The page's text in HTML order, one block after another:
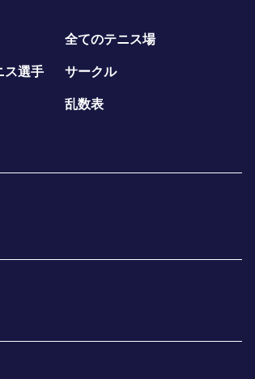
全てのテニス場
ス選手 サークル
乱数表